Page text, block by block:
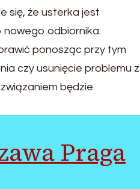
się, że usterka jest
nowego odbiornika.
ponosząc przy tym
czy usunięcie problemu z
będzie
Praga